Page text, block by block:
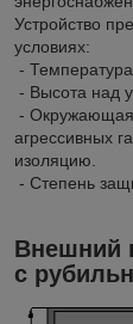
Устройство
условиях:
-
- Высота над
- Окружающая
агрессивных
изоляцию.
- Степень
Внешний
с